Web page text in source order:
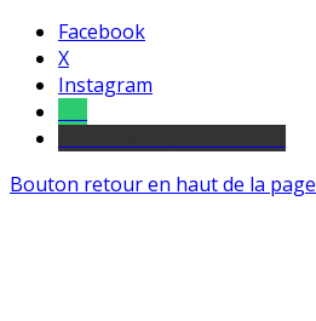
Facebook
X
Instagram
Bouton retour en haut de la page